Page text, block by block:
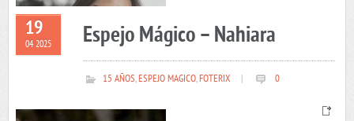
19
04 2025 Espejo Mágico – Nahiara
15 AÑOS,ESPEJO MAGICO,FOTERIX 0